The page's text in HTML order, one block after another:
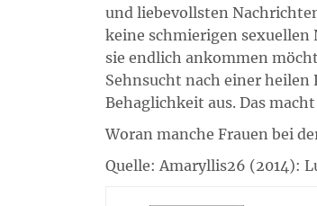
und liebevollsten
keine schmierigen
sie endlich ankommen
Sehnsucht nach einer heilen
Behaglichkeit aus. Das
Woran manche Frauen bei
Quelle: Amaryllis26 (2014):